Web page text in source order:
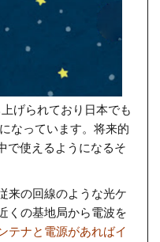
げられており日本でも
なっています。将来的
で使えるようになるそ
来の回線のような光ケ
くの基地局から電波を
テナと電源があればイ